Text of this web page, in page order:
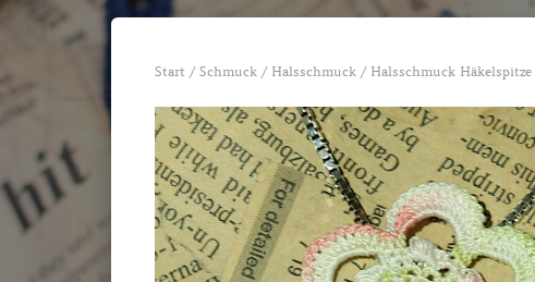
Start / Schmuck / Halsschmuck / Halsschmuck Häkelspitze